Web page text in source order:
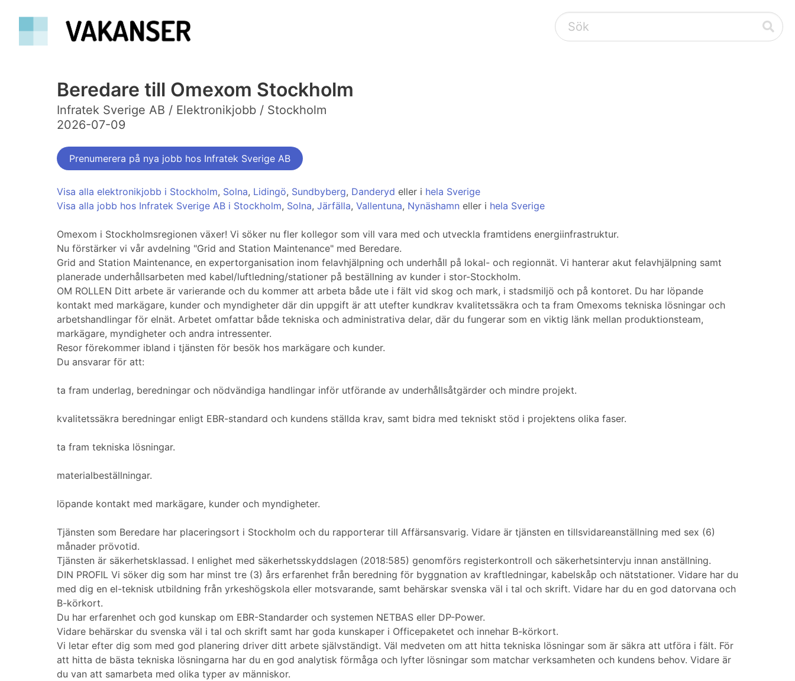
Beredare till Omexom Stockholm
Infratek Sverige AB / Elektronikjobb / Stockholm
2026-07-09
Prenumerera på nya jobb hos Infratek Sverige AB
Visa alla elektronikjobb i Stockholm, Solna, Lidingö, Sundbyberg, Danderyd eller i hela Sverige
Visa alla jobb hos Infratek Sverige AB i Stockholm, Solna, Järfälla, Vallentuna, Nynäshamn eller i hela Sverige
Omexom i Stockholmsregionen växer! Vi söker nu fler kollegor som vill vara med och utveckla framtidens energiinfrastruktur.
Nu förstärker vi vår avdelning "Grid and Station Maintenance" med Beredare.
Grid and Station Maintenance, en expertorganisation inom felavhjälpning och underhåll på lokal- och regionnät. Vi hanterar akut felavhjälpning samt
planerade underhållsarbeten med kabel/luftledning/stationer på beställning av kunder i stor-Stockholm.
OM ROLLEN Ditt arbete är varierande och du kommer att arbeta både ute i fält vid skog och mark, i stadsmiljö och på kontoret. Du har löpande
kontakt med markägare, kunder och myndigheter där din uppgift är att utefter kundkrav kvalitetssäkra och ta fram Omexoms tekniska lösningar och
arbetshandlingar för elnät. Arbetet omfattar både tekniska och administrativa delar, där du fungerar som en viktig länk mellan produktionsteam,
markägare, myndigheter och andra intressenter.
Resor förekommer ibland i tjänsten för besök hos markägare och kunder.
Du ansvarar för att:
ta fram underlag, beredningar och nödvändiga handlingar inför utförande av underhållsåtgärder och mindre projekt.
kvalitetssäkra beredningar enligt EBR-standard och kundens ställda krav, samt bidra med tekniskt stöd i projektens olika faser.
ta fram tekniska lösningar.
materialbeställningar.
löpande kontakt med markägare, kunder och myndigheter.
Tjänsten som Beredare har placeringsort i Stockholm och du rapporterar till Affärsansvarig. Vidare är tjänsten en tillsvidareanställning med sex (6)
månader prövotid.
Tjänsten är säkerhetsklassad. I enlighet med säkerhetsskyddslagen (2018:585) genomförs registerkontroll och säkerhetsintervju innan anställning.
DIN PROFIL Vi söker dig som har minst tre (3) års erfarenhet från beredning för byggnation av kraftledningar, kabelskåp och nätstationer. Vidare har du
med dig en el-teknisk utbildning från yrkeshögskola eller motsvarande, samt behärskar svenska väl i tal och skrift. Vidare har du en god datorvana och
B-körkort.
Du har erfarenhet och god kunskap om EBR-Standarder och systemen NETBAS eller DP-Power.
Vidare behärskar du svenska väl i tal och skrift samt har goda kunskaper i Officepaketet och innehar B-körkort.
Vi letar efter dig som med god planering driver ditt arbete självständigt. Väl medveten om att hitta tekniska lösningar som är säkra att utföra i fält. För
att hitta de bästa tekniska lösningarna har du en god analytisk förmåga och lyfter lösningar som matchar verksamheten och kundens behov. Vidare är
du van att samarbeta med olika typer av människor.